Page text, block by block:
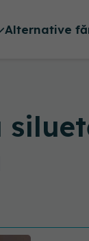
Alternative